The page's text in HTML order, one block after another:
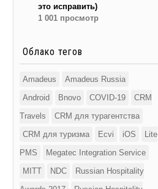
это исправить)
1 001 просмотр
Облако тегов
Amadeus
Amadeus Russia
Android
Bnovo COVID-19
CRM
Travels
CRM для турагентства
CRM для туризма
Ecvi iOS
Lite
PMS
Megatec Integration Service
MITT
NDC
Russian Hospitality